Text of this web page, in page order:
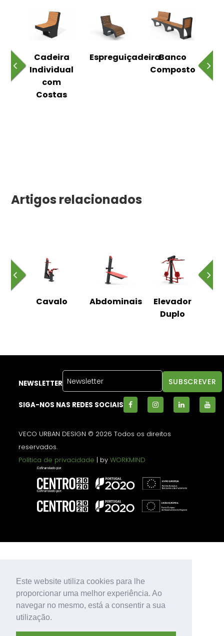
Este website utiliza cookies para lhe
proporcionar uma melhor experiência. Ao
navegar no mesmo, está a consentir a sua
utilização.
Cadeira
Individual
com
Costas
EspreguiçadeiraBanco
Composto
Artigos relacionados
Cavalo Abdominais
Elevador
Duplo
NEWSLETTER
SIGA-NOS NAS REDES SOCIAIS
VECO URBAN DESIGN © 2026 Todos os direitos
reservados.
Política de privacidade | byWORKMIND